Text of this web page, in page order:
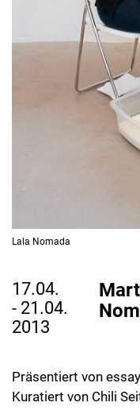
Lala Nomada
17.04.
- 21.04.
2013
Präsentiert von
Kuratiert von Chili